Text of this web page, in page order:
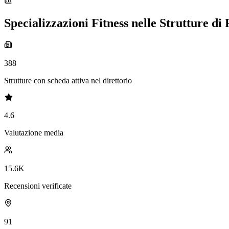
Specializzazioni Fitness nelle Strutture di
388
Strutture con scheda attiva nel direttorio
4.6
Valutazione media
15.6K
Recensioni verificate
91